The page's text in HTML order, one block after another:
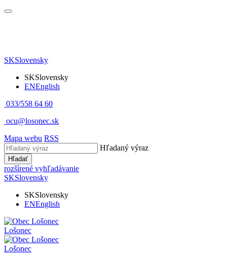
SKSlovensky
SKSlovensky
ENEnglish
033/558 64 60
ocu@losonec.sk
Mapa webu RSS
Hľadaný výraz
Hľadať
rozšírené vyhľadávanie
SKSlovensky
SKSlovensky
ENEnglish
Lošonec
Lošonec